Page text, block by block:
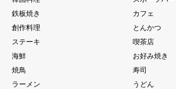
鉄板焼き
カフェ
創作料理
とんかつ
ステーキ
喫茶店
海鮮
お好み焼き
焼鳥
寿司
ラーメン
うどん